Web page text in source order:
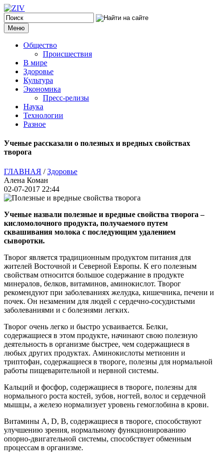
Меню
Общество
Происшествия
В мире
Здоровье
Культура
Экономика
Пресс-релизы
Наука
Технологии
Разное
Ученые рассказали о полезных и вредных свойствах
творога
ГЛАВНАЯ /Здоровье
Алена Коман
02-07-2017 22:44
Ученые назвали полезные и вредные свойства творога –
кисломолочного продукта, получаемого путем
сквашивания молока с последующим удалением
сыворотки.
Творог является традиционным продуктом питания для
жителей Восточной и Северной Европы. К его полезным
свойствам относится большое содержание в продукте
минералов, белков, витаминов, аминокислот. Творог
рекомендуют при заболеваниях желудка, кишечника, печени и
почек. Он незаменим для людей с сердечно-сосудистыми
заболеваниями и с болезнями легких.
Творог очень легко и быстро усваивается. Белки,
содержащиеся в этом продукте, начинают свою полезную
деятельность в организме быстрее, чем содержащиеся в
любых других продуктах. Аминокислоты метионин и
триптофан, содержащиеся в твороге, полезны для нормальной
работы пищеварительной и нервной системы.
Кальций и фосфор, содержащиеся в твороге, полезны для
нормального роста костей, зубов, ногтей, волос и сердечной
мышцы, а железо нормализует уровень гемоглобина в крови.
Витамины А, D, В, содержащиеся в твороге, способствуют
улучшению зрения, нормальному функционированию
опорно-двигательной системы, способствует обменным
процессам в организме.